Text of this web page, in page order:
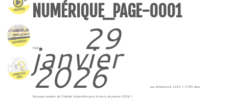
NUMÉRIQUE_PAGE-0001
Publié 29
janvier
2026 aux dimensions 1241 × 1755 dans
Nouveau numéro de l’infodal disponible pour le mois de janvier 2026 !.